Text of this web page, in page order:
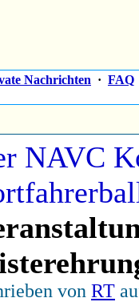
Nachrichten · FAQ
von RT